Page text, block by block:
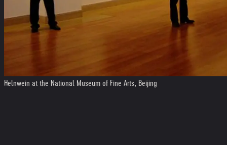
Helnwein at the National Museum of Fine Arts, Beijing